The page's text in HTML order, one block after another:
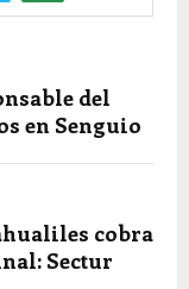
del
en Senguio
cobra
Sectur